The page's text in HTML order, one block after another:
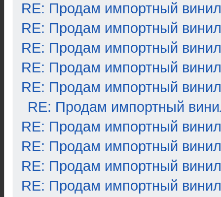
RE: Продам импортный винил
RE: Продам импортный винил
RE: Продам импортный винил
RE: Продам импортный винил
RE: Продам импортный винил
RE: Продам импортный
RE: Продам импортный винил
RE: Продам импортный винил
RE: Продам импортный винил
RE: Продам импортный винил